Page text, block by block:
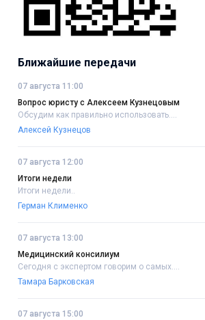
Ближайшие передачи
07 августа 11:00
Вопрос юристу с Алексеем Кузнецовым
Обсудим как правильно использовать....
Алексей Кузнецов
07 августа 12:00
Итоги недели
Итоги недели..
Герман Клименко
07 августа 13:00
Медицинский консилиум
Сегодня с экспертом говорим о самых....
Тамара Барковская
07 августа 15:00